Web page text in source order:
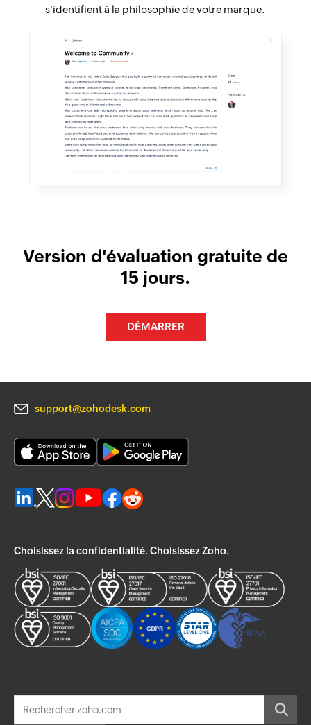
s'identifient à la philosophie de votre marque.
Version d'évaluation gratuite de
15 jours.
DÉMARRER
support@zohodesk.com
Choisissez la confidentialité. Choisissez Zoho.